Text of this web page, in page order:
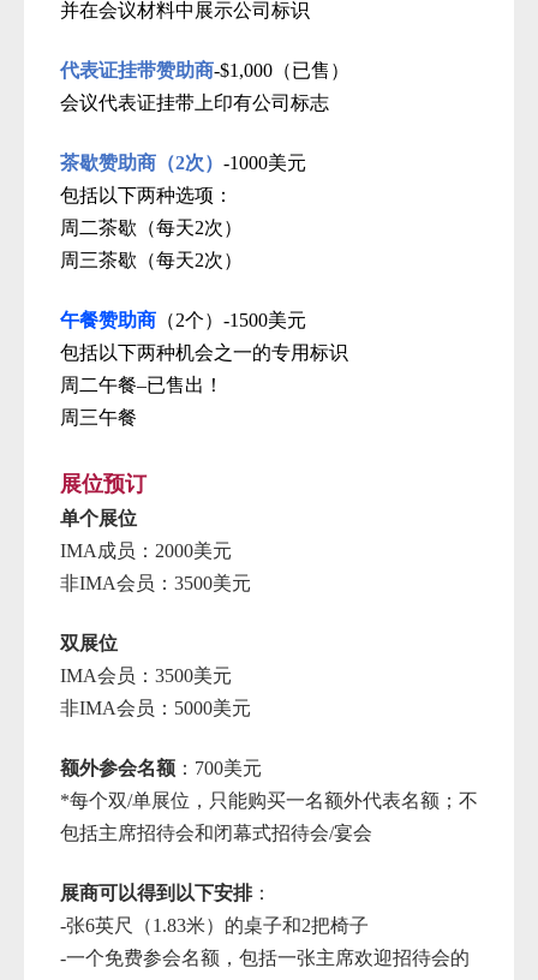
并在会议材料中展示公司标识
代表证挂带赞助商-$1,000 （已售）
会议代表证挂带上印有公司标志
茶歇赞助商 （2次） -1000美元
包括以下两种选项：
周二茶歇（每天2次）
周三茶歇（每天2次）
午餐赞助商 （2个） -1500美元
包括以下两种机会之一的专用标识
周二午餐–已售出！
周三午餐
展位预订
单个展位
IMA成员：2000美元
非IMA会员：3500美元
双展位
IMA会员：3500美元
非IMA会员：5000美元
额外参会名额 ： 700美元
*每个双/单展位，只能购买一名额外代表名额；不
包括主席招待会和闭幕式招待会/宴会
展商可以得到以下安排：
-张6英尺（1.83米） 的桌子和2把椅子
-一个免费参会名额，包括一张主席欢迎招待会的